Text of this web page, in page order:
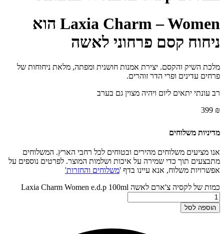
Laxia Charm – Women הוא
ניחוח קסם פרחוני לאשה
מלכת השיק והקסם. יצירת אמנות חושנית ומפתה, מלאת ניחוחות של
פרחים עדינים ופרי הדר זוהרים.
רב עונתי יתאים ליום ויהיה מצוין גם בערב
399 ₪
מדיניות משלוחים
אנו מציעים משלוחים מהירים ובטוחים לכל רחבי הארץ. המשלוחים
מתבצעים תוך כדי שמירה על איכות ושלמות המוצר. לפרטים נוספים על
אפשרויות משלוח, אנא עיינו בדף 'משלוחים והחזרות'
כמות של לקסיה צ'ארם לאשה Laxia Charm Women e.d.p 100ml
הוספה לסל